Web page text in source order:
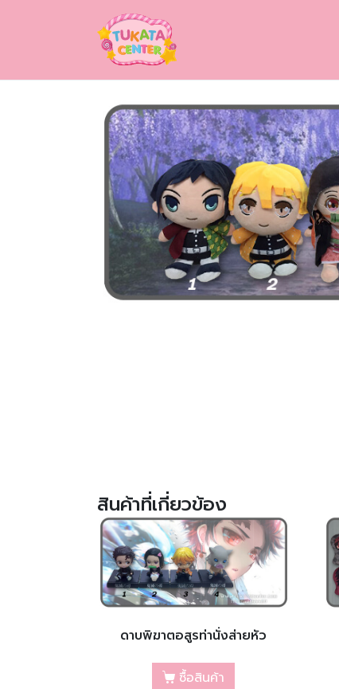
สินค้าที่เกี่ยวข้อง
ดาบพิฆาตอสูรท่านั่งส่ายหัว
ซื้อสินค้า